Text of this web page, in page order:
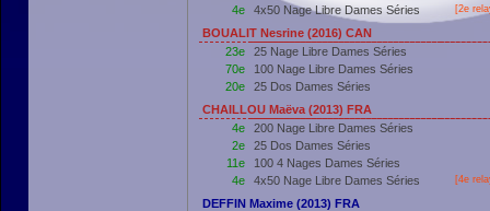
4e
4x50 Nage Libre Dames Séries [2e
BOUALIT Nesrine (2016) CAN
23e
25 Nage Libre Dames Séries
70e
100 Nage Libre Dames Séries
20e
25 Dos Dames Séries
CHAILLOU Maëva (2013) FRA
4e
200 Nage Libre Dames Séries
2e
25 Dos Dames Séries
11e
100 4 Nages Dames Séries
4e
4x50 Nage Libre Dames Séries [4e
DEFFIN Maxime (2013) FRA